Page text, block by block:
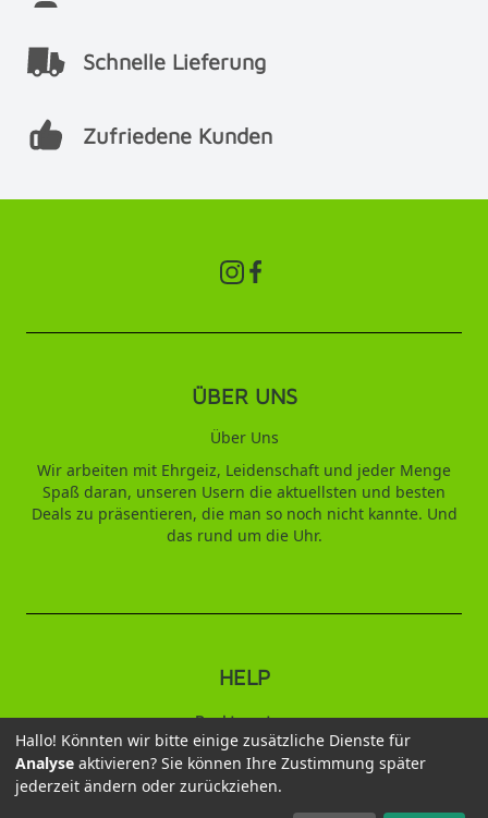
Schnelle Lieferung
Zufriedene Kunden
HELP
Punktesystem
ÜBER UNS
Über Uns
Wir arbeiten mit Ehrgeiz, Leidenschaft und jeder Menge
Spaß daran, unseren Usern die aktuellsten und besten
Deals zu präsentieren, die man so noch nicht kannte. Und
das rund um die Uhr.
2026 © Duftbaum
Hallo! Könnten wir bitte einige zusätzliche Dienste für
Analyse aktivieren? Sie können Ihre Zustimmung später
jederzeit ändern oder zurückziehen.